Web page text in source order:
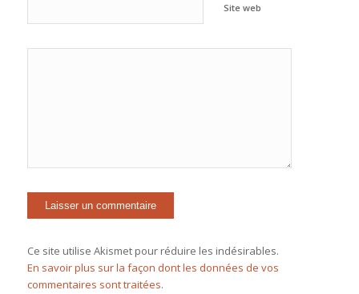
Site web
Ce site utilise Akismet pour réduire les indésirables.
En savoir plus sur la façon dont les données de vos
commentaires sont traitées.